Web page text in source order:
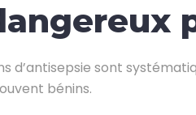
d’antisepsie sont
bénins.